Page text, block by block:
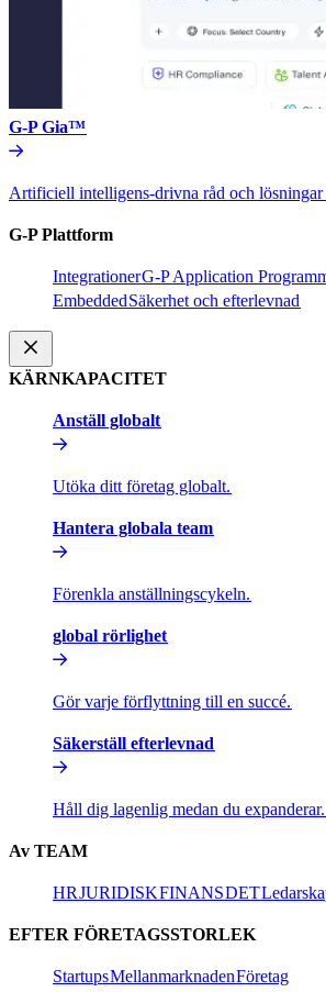
G-P Gia™​​
Artificiell intelligens-drivna råd och
G-P Plattform​​
Integrationer​​G-P Application
Embedded​​Säkerhet och efterlevnad​​
KÄRNKAPACITET​​
Anställ globalt​​
Utöka ditt företag globalt.​​
Hantera globala team​​
Förenkla anställningscykeln.​​
global rörlighet​​
Gör varje förflyttning till en succé.​​
Säkerställ efterlevnad​​
Håll dig lagenlig medan du expanderar.​​
Av TEAM​​
HR​​JURIDISK​​FINANS​​DET​​
EFTER FÖRETAGSSTORLEK​​
Startups​​Mellanmarknaden​​Företag​​